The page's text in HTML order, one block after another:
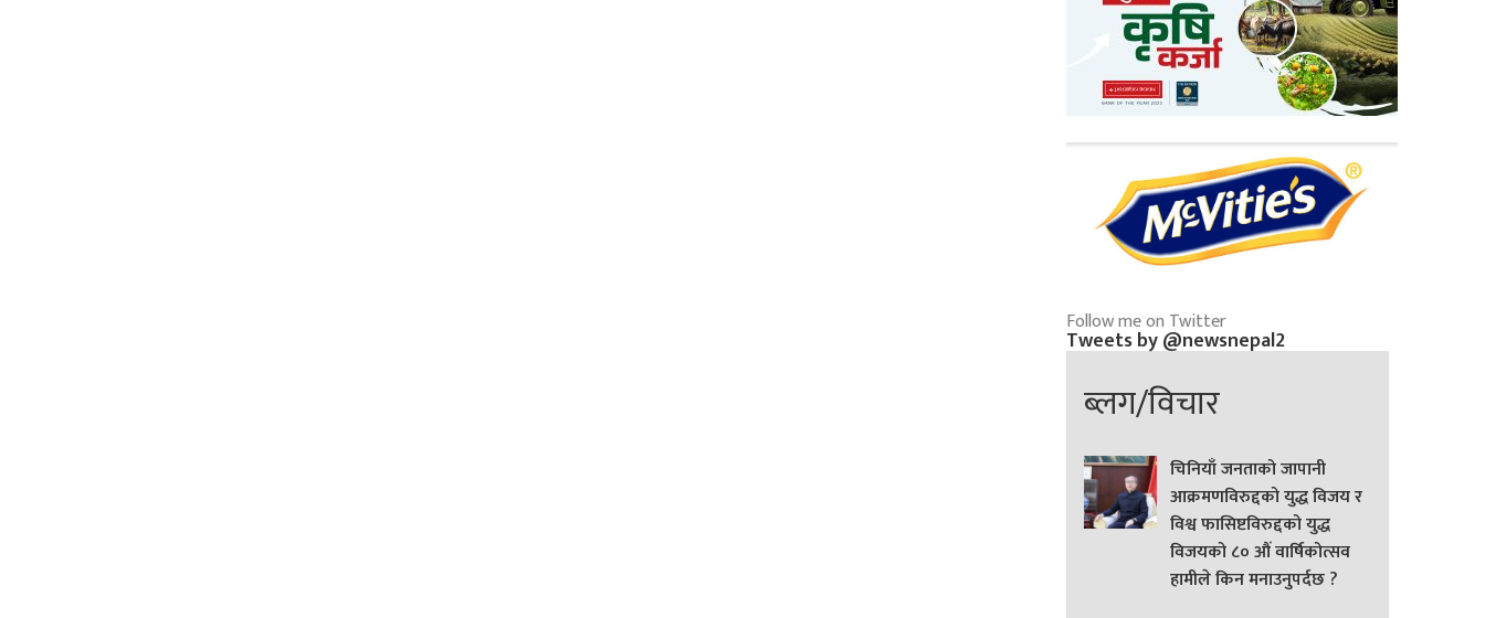
Follow me on Twitter
Tweets by @newsnepal2
ब्लग/विचार
चिनियाँ जनताको जापानी
आक्रमणविरुद्दको युद्ध विजय र
विश्व फासिष्टविरुद्दको युद्ध
विजयको ८० औं वार्षिकोत्सव
हामीले किन मनाउनुपर्दछ ?